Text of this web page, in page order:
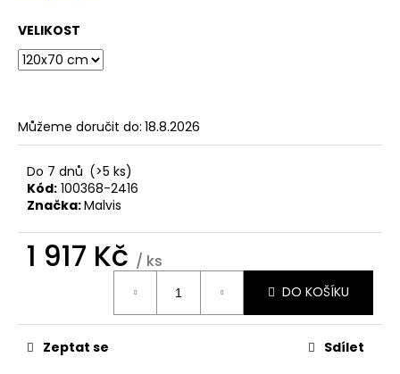
VELIKOST
Můžeme doručit do: 18.8.2026
Do 7 dnů (>5 ks)
Kód: 100368-2416
Značka:Malvis
1 917 Kč / ks
DO KOŠÍKU
Zeptat se Sdílet
D
o
p
u
č
u
e
m
e
NA